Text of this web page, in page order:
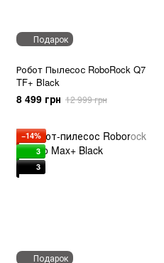
Подарок
Робот Пылесос RoboRock Q7
TF+ Black
8 499 грн 12 999 грн
Подарок
−14%
3
3